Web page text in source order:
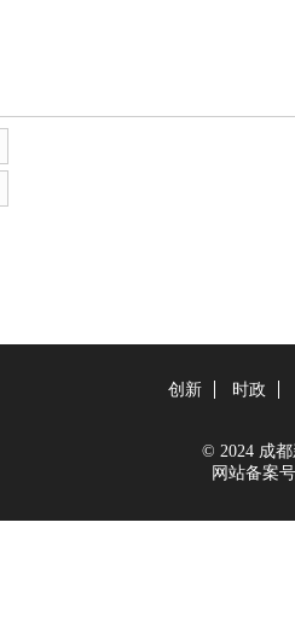
创新 时政
© 2024 成都
网站备案